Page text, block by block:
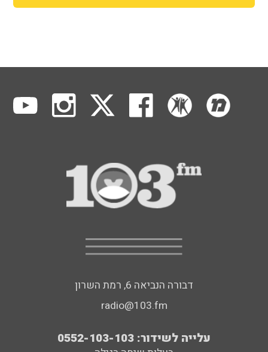
דבורה הנביאה 6, רמת השרון
radio@103.fm
עלייה לשידור: 0552-103-103